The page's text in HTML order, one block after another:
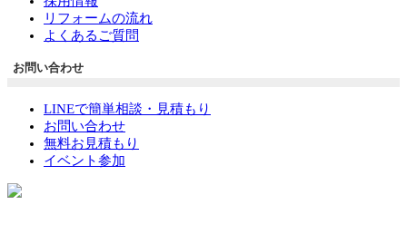
リフォームの流れ
よくあるご質問
お問い合わせ
LINEで簡単相談・見積もり
お問い合わせ
無料お見積もり
イベント参加